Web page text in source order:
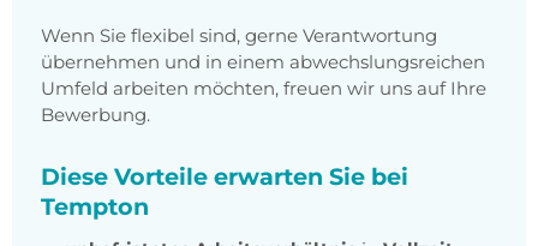
Wenn Sie flexibel sind, gerne Verantwortung
übernehmen und in einem abwechslungsreichen
Umfeld arbeiten möchten, freuen wir uns auf Ihre
Bewerbung.
Diese Vorteile erwarten Sie bei
Tempton